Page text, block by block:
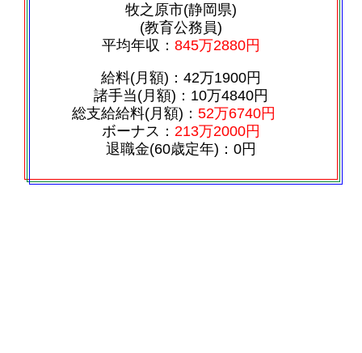
牧之原市(静岡県)
(教育公務員)
平均年収： 845万2880円
給料(月額)：42万1900円
諸手当(月額)：10万4840円
総支給給料(月額)： 52万6740円
ボーナス： 213万2000円
退職金(60歳定年)：0円